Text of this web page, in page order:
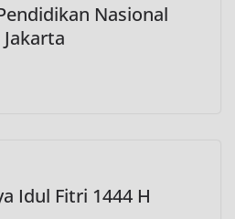
Nasional
Idul Fitri 1444 H